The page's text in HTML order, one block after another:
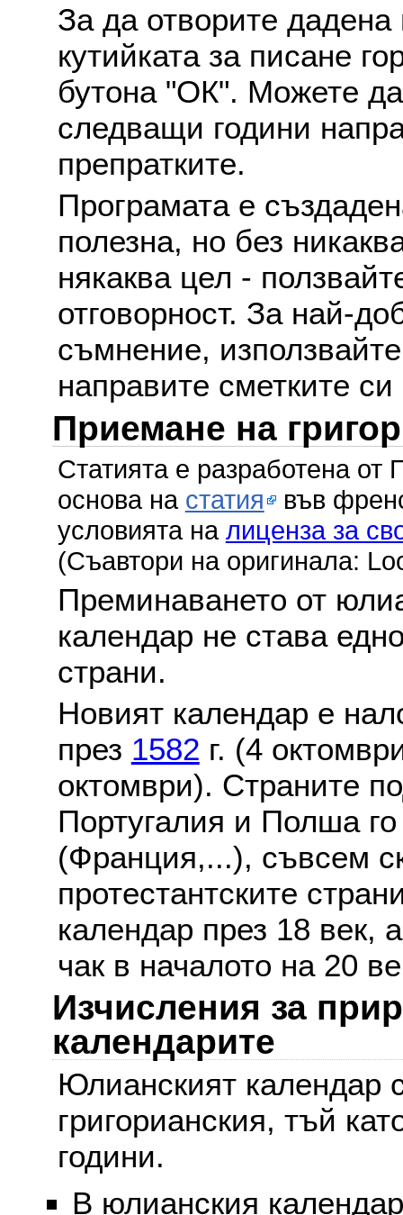
За да отворите
кутийката за писане
бутона "ОК". Можете
следващи години
препратките.
Програмата е
полезна, но без
някаква цел -
отговорност. За най-
съмнение,
направите сметките
Приемане на
Статията е разработена
основа на статия във
условията на лиценза за
(Съавтори на оригинала:
Преминаването от
календар не става
страни.
Новият календар е
през 1582 г. (4
октомври). Страните
Португалия и Полша
(Франция,...), съвсем
протестантските
календар през 18 век,
чак в началото на 20
Изчисления за
календарите
Юлианският календар
григорианския, тъй
години.
В юлианския